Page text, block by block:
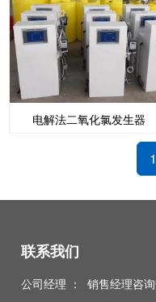
电解法二氧化氯发生器
1
联系我们
公司经理 ： 销售经理